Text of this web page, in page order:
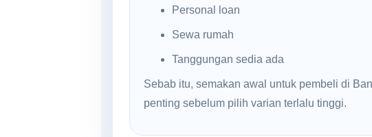
Personal loan
Sewa rumah
Tanggungan sedia ada
Sebab itu, semakan awal untuk pembeli di
penting sebelum pilih varian terlalu tinggi.